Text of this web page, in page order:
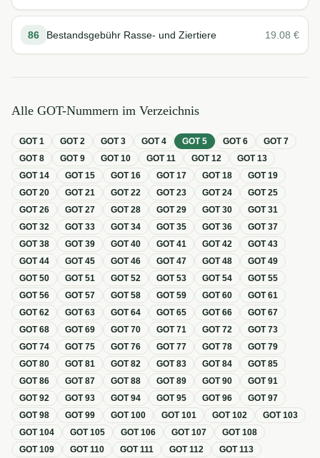
86 Bestandsgebühr Rasse- und Ziertiere 19.08 €
Alle GOT-Nummern im Verzeichnis
GOT1 GOT2 GOT3 GOT4 GOT5 GOT6 GOT7
GOT8 GOT9 GOT10 GOT11 GOT12 GOT13
GOT14 GOT15 GOT16 GOT17 GOT18 GOT19
GOT20 GOT21 GOT22 GOT23 GOT24 GOT25
GOT26 GOT27 GOT28 GOT29 GOT30 GOT31
GOT32 GOT33 GOT34 GOT35 GOT36 GOT37
GOT38 GOT39 GOT40 GOT41 GOT42 GOT43
GOT44 GOT45 GOT46 GOT47 GOT48 GOT49
GOT50 GOT51 GOT52 GOT53 GOT54 GOT55
GOT56 GOT57 GOT58 GOT59 GOT60 GOT61
GOT62 GOT63 GOT64 GOT65 GOT66 GOT67
GOT68 GOT69 GOT70 GOT71 GOT72 GOT73
GOT74 GOT75 GOT76 GOT77 GOT78 GOT79
GOT80 GOT81 GOT82 GOT83 GOT84 GOT85
GOT86 GOT87 GOT88 GOT89 GOT90 GOT91
GOT92 GOT93 GOT94 GOT95 GOT96 GOT97
GOT98 GOT99 GOT100 GOT101 GOT102 GOT103
GOT104 GOT105 GOT106 GOT107 GOT108
GOT109 GOT110 GOT111 GOT112 GOT113